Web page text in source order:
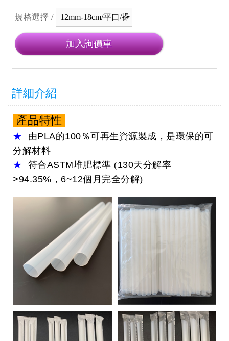
規格選擇 /
詳細介紹
產品特性
★ 由PLA的100％可再生資源製成，是環保的可
分解材料
★ 符合ASTM堆肥標準 (130天分解率
>94.35%，6~12個月完全分解)